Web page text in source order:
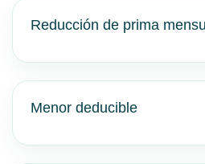
Reducción de prima
Menor deducible